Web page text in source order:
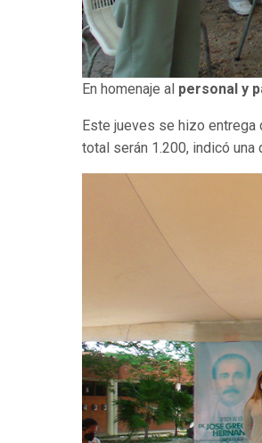
En homenaje al personal y
Este jueves se hizo entrega
total serán 1.200, indicó una